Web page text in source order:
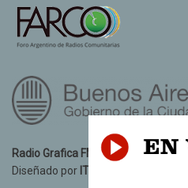
Radio Grafica FM 89.3© 2021.
Diseñado por IT10 Informatica y